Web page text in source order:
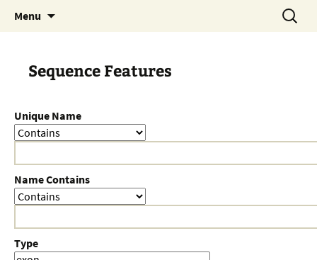
Menu
Search
for:
Sequence Features
Unique Name
Name Contains
Type